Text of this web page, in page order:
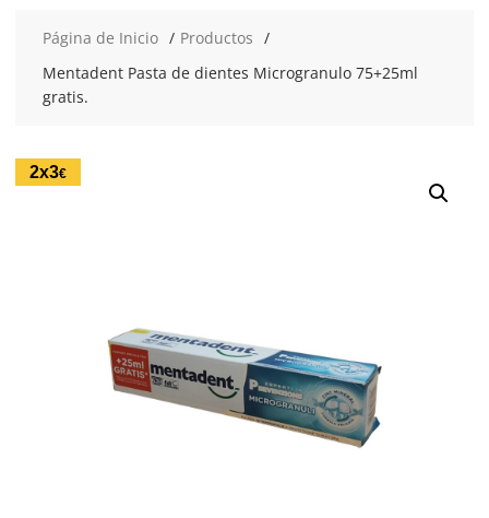
Página de Inicio
Productos
Mentadent Pasta de dientes Microgranulo 75+25ml
gratis.
2x3€